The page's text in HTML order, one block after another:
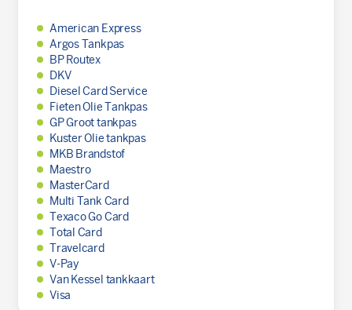
American Express
Argos Tankpas
BP Routex
DKV
Diesel Card Service
Fieten Olie Tankpas
GP Groot tankpas
Kuster Olie tankpas
MKB Brandstof
Maestro
MasterCard
Multi Tank Card
Texaco Go Card
Total Card
Travelcard
V-Pay
Van Kessel tankkaart
Visa